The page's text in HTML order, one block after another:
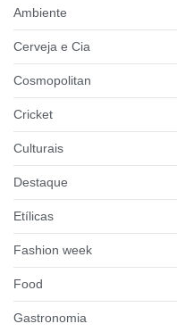
Ambiente
Cerveja e Cia
Cosmopolitan
Cricket
Culturais
Destaque
Etílicas
Fashion week
Food
Gastronomia